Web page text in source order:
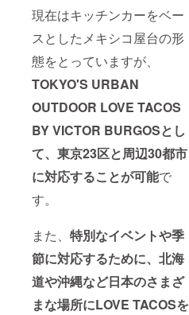
現在はキッチンカーをベー
スとしたメキシコ屋台の形
態をとっていますが、
TOKYO'S URBAN
OUTDOOR LOVE TACOS
BY VICTOR BURGOSとし
て、東京23区と周辺30都市
に対応することが可能で
す。
また、 特別なイベントや季
節に対応するために、北海
道や沖縄など日本のさまざ
まな場所にLOVE TACOSを